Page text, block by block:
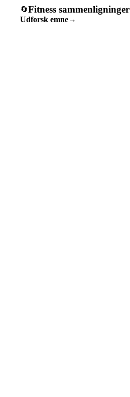
🔄Fitness sammenligninger
Udforsk emne→